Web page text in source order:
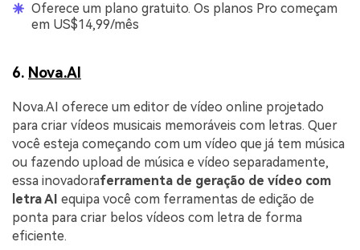
Oferece um plano gratuito. Os planos Pro começam
em US$14,99/mês
6. Nova.AI
Nova.AI oferece um editor de vídeo online projetado
para criar vídeos musicais memoráveis com letras. Quer
você esteja começando com um vídeo que já tem música
ou fazendo upload de música e vídeo separadamente,
essa inovadoraferramenta de geração de vídeo com
letra AI equipa você com ferramentas de edição de
ponta para criar belos vídeos com letra de forma
eficiente.